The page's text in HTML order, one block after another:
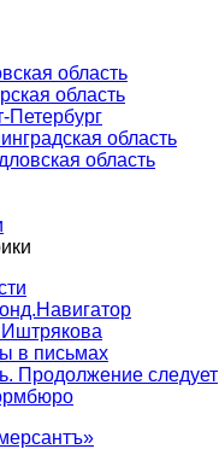
область
область
Петербург
область
область
в письмах
Продолжение следует